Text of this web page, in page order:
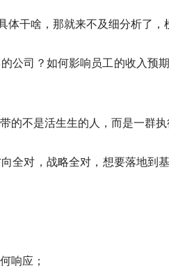
干啥，那就来不及细分析了，
公司？如何影响员工的收入预
的不是活生生的人，而是一群执
全对，战略全对，想要落地
响应；